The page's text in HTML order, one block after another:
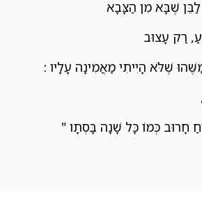
לַבֵּן שֶׁבָּא מִן הַצָּבָא
רַק עָצוּב
שֶׁלֹּא הָיִיתִי מַאֲמִינָה עָלָיו :
חָרוּב כְּמוֹ כָּל שָׁנָה בָּסְתָו "